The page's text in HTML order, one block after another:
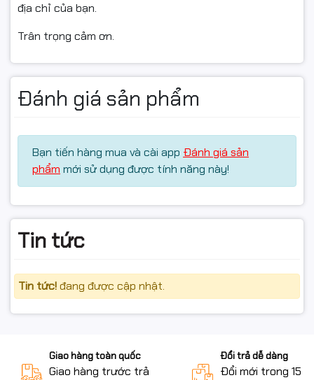
📦 ĐIỀU KIỆN HOÀN HÀNG (📦)
✅ Quay video mở gói từ lúc bóc băng keo/thùng hàng
để làm bằng chứng nếu:
Sản phẩm móp méo, nứt vỡ, hư hỏng do vận chuyển
Giao nhầm mẫu, thiếu hàng
✅ Nếu chưa dùng được hoặc chưa biết cách lắp, vui
lòng liên hệ shop/kỹ thuật trước khi bấm hoàn để được
✅ Hàng hoàn cần:
Nguyên trạng, không vỡ, không trầy xước nặng, không
dính mực do tự ý tháo lắp sai.
✅ Chỉ hỗ trợ đổi/hoàn khi sản phẩm còn giá trị sử dụng
và đúng quy định của sàn.
địa chỉ của bạn.
Trân trọng cảm ơn.
Đánh giá sản phẩm
Bạn tiến hàng mua và cài app Đánh giá sản
phẩm mới sử dụng được tính năng này!
Tin tức
Tin tức!đang được cập nhật.
Giao hàng toàn quốc
Giao hàng trước trả
Đổi trả dễ dàng
Đổi mới trong 15